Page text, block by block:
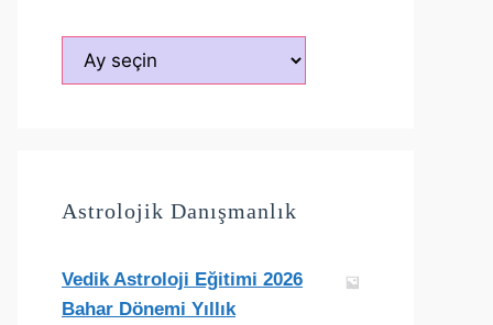
Arşivler
Astrolojik Danışmanlık
Vedik Astroloji Eğitimi 2026
Bahar Dönemi Yıllık